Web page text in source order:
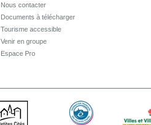
Nous contacter
Documents à télécharger
Tourisme accessible
Venir en groupe
Espace Pro